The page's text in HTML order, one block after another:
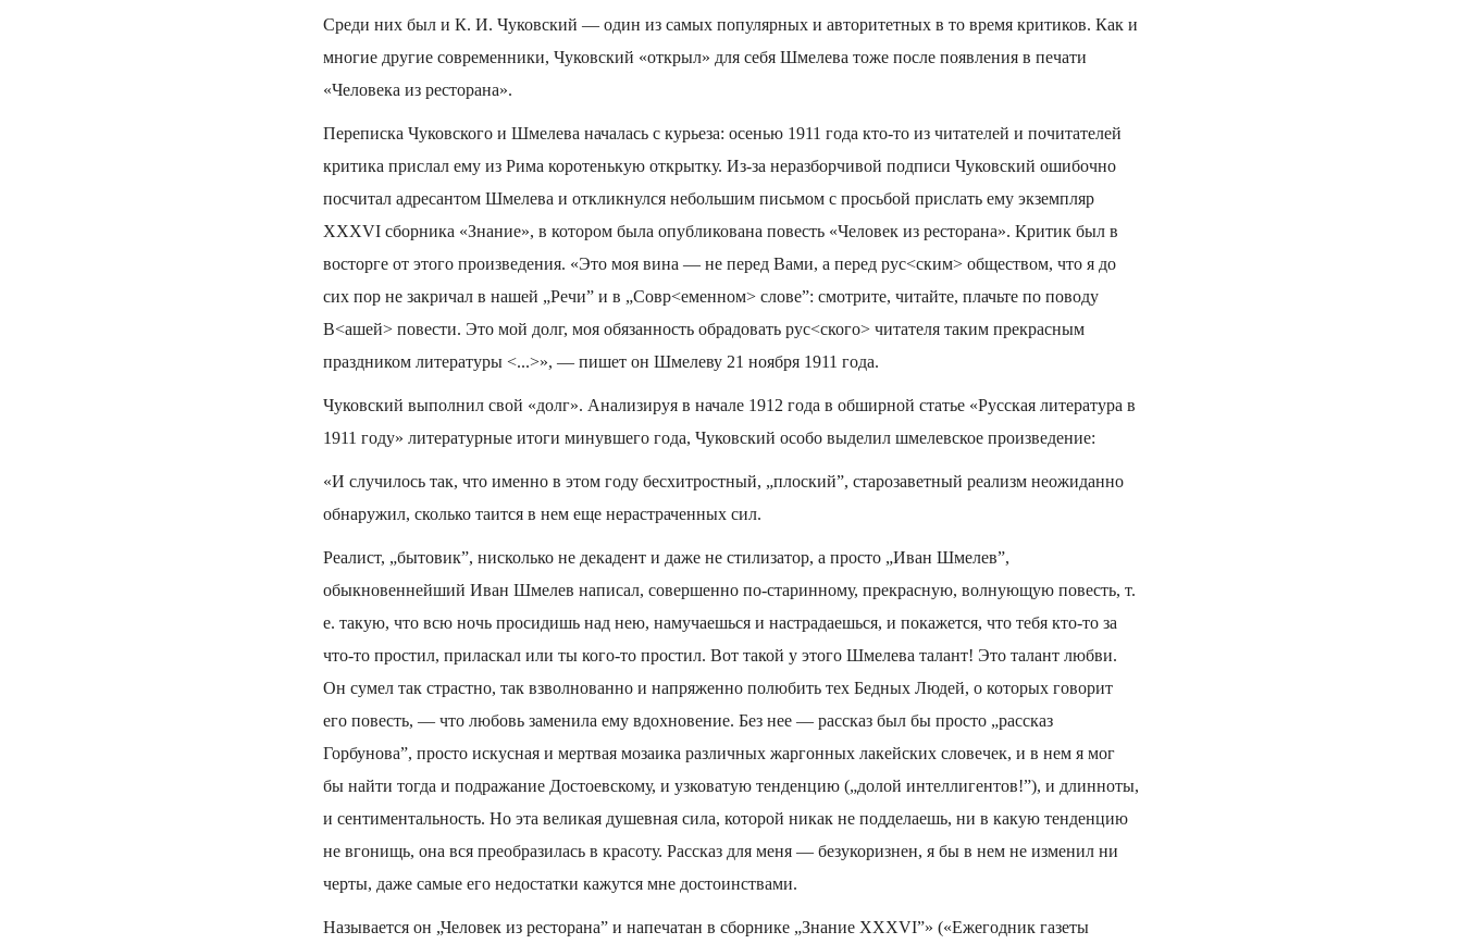
Среди них был и К. И. Чуковский — один из самых популярных и авторитетных в то время критиков. Как и
многие другие современники, Чуковский «открыл» для себя Шмелева тоже после появления в печати
«Человека из ресторана».
Переписка Чуковского и Шмелева началась с курьеза: осенью 1911 года кто-то из читателей и почитателей
критика прислал ему из Рима коротенькую открытку. Из-за неразборчивой подписи Чуковский ошибочно
посчитал адресантом Шмелева и откликнулся небольшим письмом с просьбой прислать ему экземпляр
XXXVI сборника «Знание», в котором была опубликована повесть «Человек из ресторана». Критик был в
восторге от этого произведения. «Это моя вина — не перед Вами, а перед рус<ским> обществом, что я до
сих пор не закричал в нашей „Речи” и в „Совр<еменном> слове”: смотрите, читайте, плачьте по поводу
В<ашей> повести. Это мой долг, моя обязанность обрадовать рус<ского> читателя таким прекрасным
праздником литературы <...>», — пишет он Шмелеву 21 ноября 1911 года.
Чуковский выполнил свой «долг». Анализируя в начале 1912 года в обширной статье «Русская литература в
1911 году» литературные итоги минувшего года, Чуковский особо выделил шмелевское произведение:
«И случилось так, что именно в этом году бесхитростный, „плоский”, старозаветный реализм неожиданно
обнаружил, сколько таится в нем еще нерастраченных сил.
Реалист, „бытовик”, нисколько не декадент и даже не стилизатор, а просто „Иван Шмелев”,
обыкновеннейший Иван Шмелев написал, совершенно по-старинному, прекрасную, волнующую повесть, т.
е. такую, что всю ночь просидишь над нею, намучаешься и настрадаешься, и покажется, что тебя кто-то за
что-то простил, приласкал или ты кого-то простил. Вот такой у этого Шмелева талант! Это талант любви.
Он сумел так страстно, так взволнованно и напряженно полюбить тех Бедных Людей, о которых говорит
его повесть, — что любовь заменила ему вдохновение. Без нее — рассказ был бы просто „рассказ
Горбунова”, просто искусная и мертвая мозаика различных жаргонных лакейских словечек, и в нем я мог
бы найти тогда и подражание Достоевскому, и узковатую тенденцию („долой интеллигентов!”), и длинноты,
и сентиментальность. Но эта великая душевная сила, которой никак не подделаешь, ни в какую тенденцию
не вгонищь, она вся преобразилась в красоту. Рассказ для меня — безукоризнен, я бы в нем не изменил ни
черты, даже самые его недостатки кажутся мне достоинствами.
Называется он „Человек из ресторана” и напечатан в сборнике „Знание XXXVI”» («Ежегодник газеты